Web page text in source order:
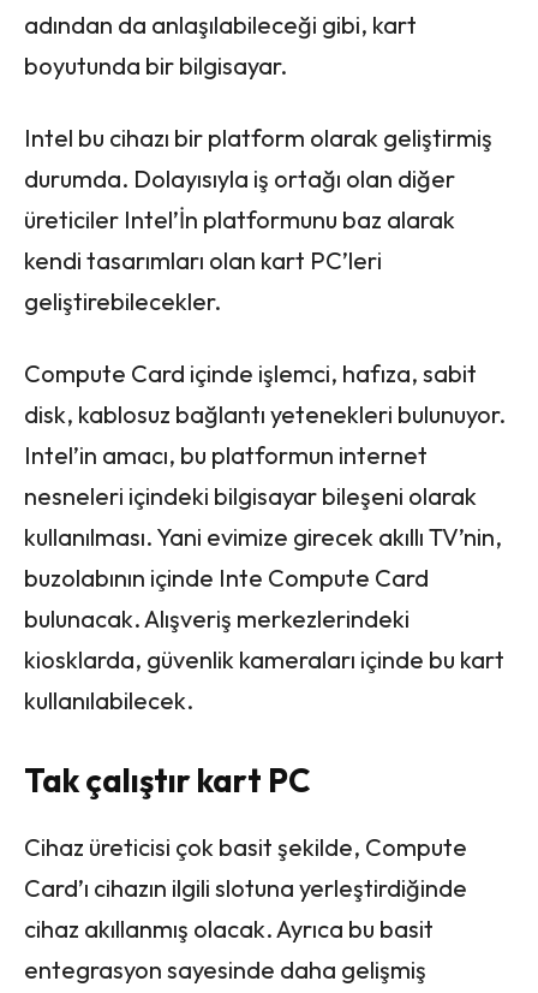
adından da anlaşılabileceği gibi, kart
boyutunda bir bilgisayar.
Intel bu cihazı bir platform olarak geliştirmiş
durumda. Dolayısıyla iş ortağı olan diğer
üreticiler Intel’İn platformunu baz alarak
kendi tasarımları olan kart PC’leri
geliştirebilecekler.
Compute Card içinde işlemci, hafıza, sabit
disk, kablosuz bağlantı yetenekleri bulunuyor.
Intel’in amacı, bu platformun internet
nesneleri içindeki bilgisayar bileşeni olarak
kullanılması. Yani evimize girecek akıllı TV’nin,
buzolabının içinde Inte Compute Card
bulunacak. Alışveriş merkezlerindeki
kiosklarda, güvenlik kameraları içinde bu kart
kullanılabilecek.
Tak çalıştır kart PC
Cihaz üreticisi çok basit şekilde, Compute
Card’ı cihazın ilgili slotuna yerleştirdiğinde
cihaz akıllanmış olacak. Ayrıca bu basit
entegrasyon sayesinde daha gelişmiş